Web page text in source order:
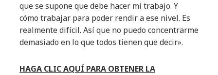
que se supone que debe hacer mi trabajo. Y
cómo trabajar para poder rendir a ese nivel. Es
realmente difícil. Así que no puedo concentrarme
demasiado en lo que todos tienen que decir».
HAGA CLIC AQUÍ PARA OBTENER LA